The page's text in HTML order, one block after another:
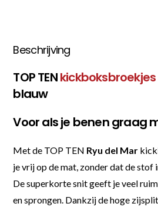
Beschrijving
TOP TENkickboksbroekjes
blauw
Voor als je benen graag
Met de TOP TEN Ryu del Mar
je vrij op de mat, zonder dat de stof
De superkorte snit geeft je veel
en sprongen. Dankzij de hoge